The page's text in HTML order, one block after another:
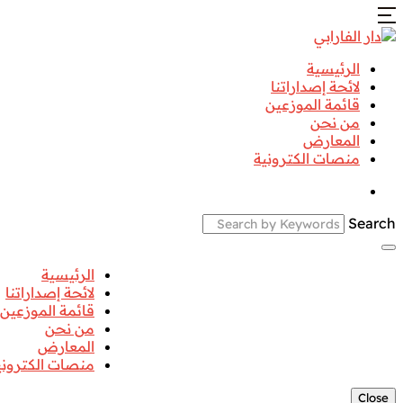
الرئيسية
لائحة إصداراتنا
قائمة الموزعين
من نحن
المعارض
منصات الكترونية
Search
الرئيسية
لائحة إصداراتنا
قائمة الموزعين
من نحن
المعارض
منصات
Close